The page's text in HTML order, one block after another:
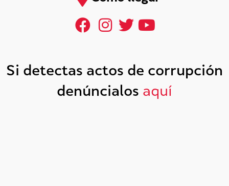
Si detectas actos de corrupción
denúncialos aquí